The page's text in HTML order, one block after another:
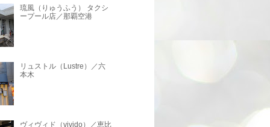
琉風（りゅうふう） タクシ
ープール店／那覇空港
リュストル（Lustre）／六
本木
ヴィヴィド（vivido）／恵比